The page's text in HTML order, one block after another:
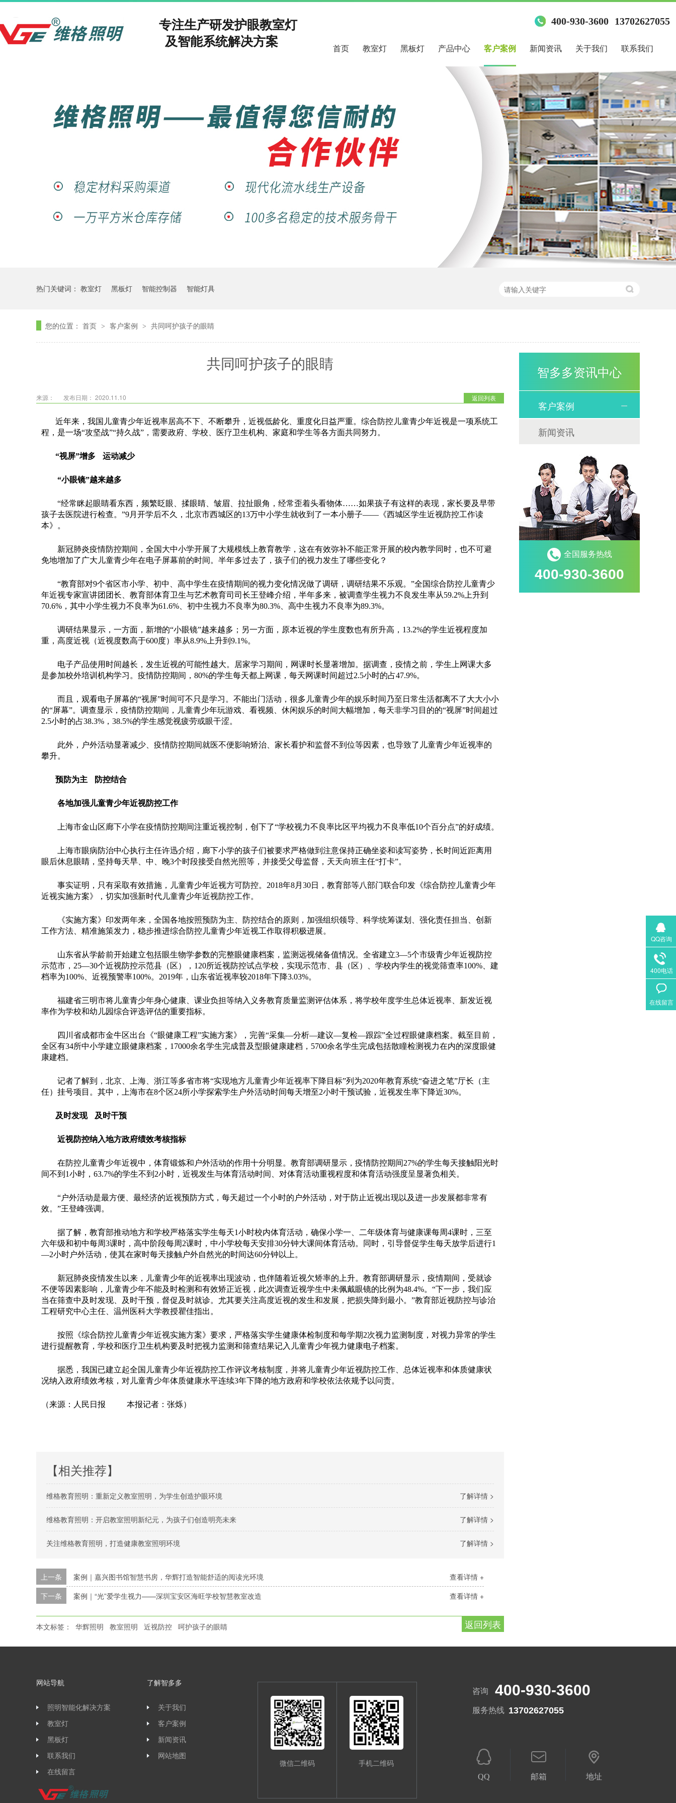
专注生产研发护眼教室灯
及智能系统解决方案
400-930-3600 13702627055
首页 教室灯 黑板灯 产品中心 客户案例 新闻资讯 关于我们 联系我们
热门关键词： 教室灯 黑板灯 智能控制器 智能灯具
您的位置： 首页 > 客户案例 > 共同呵护孩子的眼睛
共同呵护孩子的眼睛
返回列表
来源： 发布日期： 2020.11.10
近年来，我国儿童青少年近视率居高不下、不断攀升，近视低龄化、重度化日益严重。综合防控儿童青少年近视是一项系统工
程，是一场“攻坚战”“持久战”，需要政府、学校、医疗卫生机构、家庭和学生等各方面共同努力。
“视屏”增多 运动减少
“小眼镜”越来越多
“经常眯起眼睛看东西，频繁眨眼、揉眼睛、皱眉、拉扯眼角，经常歪着头看物体……如果孩子有这样的表现，家长要及早带
孩子去医院进行检查。”9月开学后不久，北京市西城区的13万中小学生就收到了一本小册子——《西城区学生近视防控工作读
本》。
新冠肺炎疫情防控期间，全国大中小学开展了大规模线上教育教学，这在有效弥补不能正常开展的校内教学同时，也不可避
免地增加了广大儿童青少年在电子屏幕前的时间。半年多过去了，孩子们的视力发生了哪些变化？
“教育部对9个省区市小学、初中、高中学生在疫情期间的视力变化情况做了调研，调研结果不乐观。”全国综合防控儿童青少
年近视专家宣讲团团长、教育部体育卫生与艺术教育司司长王登峰介绍，半年多来，被调查学生视力不良发生率从59.2%上升到
70.6%，其中小学生视力不良率为61.6%、初中生视力不良率为80.3%、高中生视力不良率为89.3%。
调研结果显示，一方面，新增的“小眼镜”越来越多；另一方面，原本近视的学生度数也有所升高，13.2%的学生近视程度加
重，高度近视（近视度数高于600度）率从8.9%上升到9.1%。
电子产品使用时间越长，发生近视的可能性越大。居家学习期间，网课时长显著增加。据调查，疫情之前，学生上网课大多
是参加校外培训机构学习。疫情防控期间，80%的学生每天都上网课，每天网课时间超过2.5小时的占47.9%。
而且，观看电子屏幕的“视屏”时间可不只是学习。不能出门活动，很多儿童青少年的娱乐时间乃至日常生活都离不了大大小小
的“屏幕”。调查显示，疫情防控期间，儿童青少年玩游戏、看视频、休闲娱乐的时间大幅增加，每天非学习目的的“视屏”时间超过
2.5小时的占38.3%，38.5%的学生感觉视疲劳或眼干涩。
此外，户外活动显著减少、疫情防控期间就医不便影响矫治、家长看护和监督不到位等因素，也导致了儿童青少年近视率的
攀升。
预防为主 防控结合
各地加强儿童青少年近视防控工作
上海市金山区廊下小学在疫情防控期间注重近视控制，创下了“学校视力不良率比区平均视力不良率低10个百分点”的好成绩。
上海市眼病防治中心执行主任许迅介绍，廊下小学的孩子们被要求严格做到注意保持正确坐姿和读写姿势，长时间近距离用
眼后休息眼睛，坚持每天早、中、晚3个时段接受自然光照等，并接受父母监督，天天向班主任“打卡”。
事实证明，只有采取有效措施，儿童青少年近视方可防控。2018年8月30日，教育部等八部门联合印发《综合防控儿童青少年
近视实施方案》，切实加强新时代儿童青少年近视防控工作。
《实施方案》印发两年来，全国各地按照预防为主、防控结合的原则，加强组织领导、科学统筹谋划、强化责任担当、创新
工作方法、精准施策发力，稳步推进综合防控儿童青少年近视工作取得积极进展。
山东省从学龄前开始建立包括眼生物学参数的完整眼健康档案，监测远视储备值情况。全省建立3—5个市级青少年近视防控
示范市，25—30个近视防控示范县（区），120所近视防控试点学校，实现示范市、县（区）、学校内学生的视觉筛查率100%、建
档率为100%、近视预警率100%。2019年，山东省近视率较2018年下降3.03%。
福建省三明市将儿童青少年身心健康、课业负担等纳入义务教育质量监测评估体系，将学校年度学生总体近视率、新发近视
率作为学校和幼儿园综合评选评估的重要指标。
四川省成都市金牛区出台《“眼健康工程”实施方案》，完善“采集—分析—建议—复检—跟踪”全过程眼健康档案。截至目前，
全区有34所中小学建立眼健康档案，17000余名学生完成普及型眼健康建档，5700余名学生完成包括散瞳检测视力在内的深度眼健
康建档。
记者了解到，北京、上海、浙江等多省市将“实现地方儿童青少年近视率下降目标”列为2020年教育系统“奋进之笔”厅长（主
任）挂号项目。其中，上海市在8个区24所小学探索学生户外活动时间每天增至2小时干预试验，近视发生率下降近30%。
及时发现 及时干预
近视防控纳入地方政府绩效考核指标
在防控儿童青少年近视中，体育锻炼和户外活动的作用十分明显。教育部调研显示，疫情防控期间27%的学生每天接触阳光时
间不到1小时，63.7%的学生不到2小时，近视发生与体育活动时间、对体育活动重视程度和体育活动强度呈显著负相关。
“户外活动是最方便、最经济的近视预防方式，每天超过一个小时的户外活动，对于防止近视出现以及进一步发展都非常有
效。”王登峰强调。
据了解，教育部推动地方和学校严格落实学生每天1小时校内体育活动，确保小学一、二年级体育与健康课每周4课时，三至
六年级和初中每周3课时，高中阶段每周2课时，中小学校每天安排30分钟大课间体育活动。同时，引导督促学生每天放学后进行1
—2小时户外活动，使其在家时每天接触户外自然光的时间达60分钟以上。
新冠肺炎疫情发生以来，儿童青少年的近视率出现波动，也伴随着近视欠矫率的上升。教育部调研显示，疫情期间，受就诊
不便等因素影响，儿童青少年不能及时检测和有效矫正近视，此次调查近视学生中未佩戴眼镜的比例为48.4%。“下一步，我们应
当在筛查中及时发现、及时干预，督促及时就诊。尤其要关注高度近视的发生和发展，把损失降到最小。”教育部近视防控与诊治
工程研究中心主任、温州医科大学教授瞿佳指出。
按照《综合防控儿童青少年近视实施方案》要求，严格落实学生健康体检制度和每学期2次视力监测制度，对视力异常的学生
进行提醒教育，学校和医疗卫生机构要及时把视力监测和筛查结果记入儿童青少年视力健康电子档案。
据悉，我国已建立起全国儿童青少年近视防控工作评议考核制度，并将儿童青少年近视防控工作、总体近视率和体质健康状
况纳入政府绩效考核，对儿童青少年体质健康水平连续3年下降的地方政府和学校依法依规予以问责。
（来源：人民日报 本报记者：张烁）
【相关推荐】
了解详情 >
维格教育照明：重新定义教室照明，为学生创造护眼环境
了解详情 >
维格教育照明：开启教室照明新纪元，为孩子们创造明亮未来
了解详情 >
关注维格教育照明，打造健康教室照明环境
查看详情 +
上一条
案例｜嘉兴图书馆智慧书房，华辉打造智能舒适的阅读光环境
查看详情 +
下一条 案例｜“光”爱学生视力——深圳宝安区海旺学校智慧教室改造
返回列表
本文标签： 华辉照明 教室照明 近视防控 呵护孩子的眼睛
智多多资讯中心
客户案例
新闻资讯
全国服务热线
400-930-3600
咨询 400-930-3600
服务热线 13702627055
QQ 邮箱 地址
网站导航
照明智能化解决方案
教室灯
黑板灯
联系我们
在线留言
了解智多多
关于我们
客户案例
新闻资讯
网站地图
微信二维码
手机二维码
QQ咨询
400电话
在线留言